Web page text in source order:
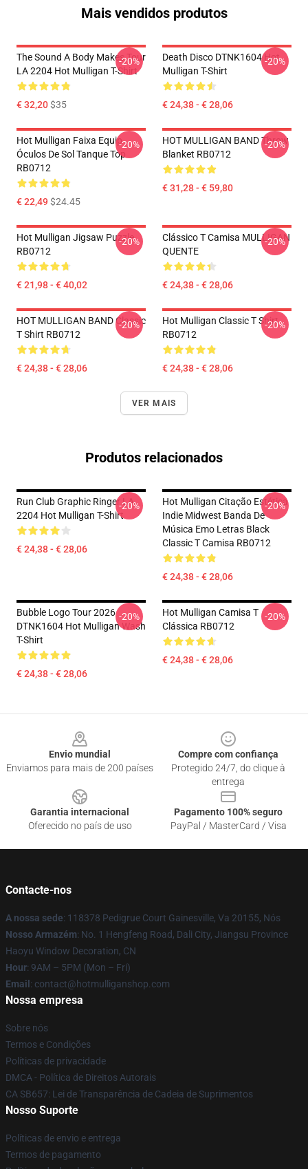
Mais vendidos produtos
The Sound A Body Makes Tour
LA 2204 Hot Mulligan T-Shirt
€ 32,20$35
-20%
Death Disco DTNK1604 Hot
Mulligan T-Shirt
€ 24,38 - € 28,06
-20%
Hot Mulligan Faixa Equip
Óculos De Sol Tanque Top
RB0712
€ 22,49$24.45
-20%
HOT MULLIGAN BAND Throw
Blanket RB0712
€ 31,28 - € 59,80
-20%
Hot Mulligan Jigsaw Puzzle
RB0712
€ 21,98 - € 40,02
-20%
Clássico T Camisa MULLIGAN
QUENTE
€ 24,38 - € 28,06
-20%
HOT MULLIGAN BAND Classic
T Shirt RB0712
€ 24,38 - € 28,06
-20%
Hot Mulligan Classic T Shirt
RB0712
€ 24,38 - € 28,06
-20%
VER MAIS
Produtos relacionados
Run Club Graphic Ringer LA
2204 Hot Mulligan T-Shirt
€ 24,38 - € 28,06
-20%
Hot Mulligan Citação Estética
Indie Midwest Banda De
Música Emo Letras Black
Classic T Camisa RB0712
€ 24,38 - € 28,06
-20%
Bubble Logo Tour 2026
DTNK1604 Hot Mulligan Wash
T-Shirt
€ 24,38 - € 28,06
-20%
Hot Mulligan Camisa T
Clássica RB0712
€ 24,38 - € 28,06
-20%
Envio mundial
Enviamos para mais de 200 países
Compre com confiança
Protegido 24/7, do clique à
entrega
Garantia internacional
Oferecido no país de uso
Pagamento 100% seguro
PayPal / MasterCard / Visa
Contacte-nos
A nossa sede: 118378 Pedigrue Court Gainesville, Va 20155, Nós
Nosso Armazém: No. 1 Hengfeng Road, Dali City, Jiangsu Province
Haoyu Window Decoration, CN
Hour: 9AM – 5PM (Mon – Fri)
Email : contact@hotmulliganshop.com
Nossa empresa
Sobre nós
Termos e Condições
Políticas de privacidade
DMCA - Política de Direitos Autorais
CA SB657: Lei de Transparência de Cadeia de Suprimentos
Nosso Suporte
Políticas de envio e entrega
Termos de pagamento